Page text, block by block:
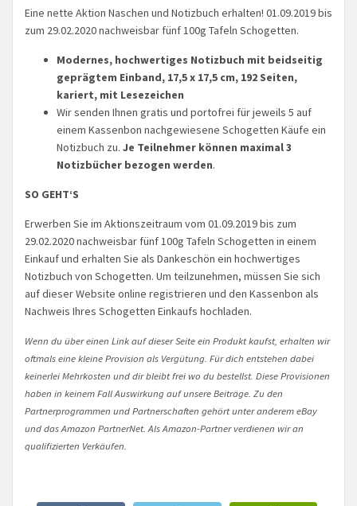
Eine nette Aktion Naschen und Notizbuch erhalten! 01.09.2019 bis
zum 29.02.2020 nachweisbar fünf 100g Tafeln Schogetten.
Modernes, hochwertiges Notizbuch mit beidseitig
geprägtem Einband, 17,5 x 17,5 cm, 192 Seiten,
kariert, mit Lesezeichen
Wir senden Ihnen gratis und portofrei für jeweils 5 auf
einem Kassenbon nachgewiesene Schogetten Käufe ein
Notizbuch zu. Je Teilnehmer können maximal 3
Notizbücher bezogen werden.
SO GEHT‘S
Erwerben Sie im Aktionszeitraum vom 01.09.2019 bis zum
29.02.2020 nachweisbar fünf 100g Tafeln Schogetten in einem
Einkauf und erhalten Sie als Dankeschön ein hochwertiges
Notizbuch von Schogetten. Um teilzunehmen, müssen Sie sich
auf dieser Website online registrieren und den Kassenbon als
Nachweis Ihres Schogetten Einkaufs hochladen.
Wenn du über einen Link auf dieser Seite ein Produkt kaufst, erhalten wir
oftmals eine kleine Provision als Vergütung. Für dich entstehen dabei
keinerlei Mehrkosten und dir bleibt frei wo du bestellst. Diese Provisionen
haben in keinem Fall Auswirkung auf unsere Beiträge. Zu den
Partnerprogrammen und Partnerschaften gehört unter anderem eBay
und das Amazon PartnerNet. Als Amazon-Partner verdienen wir an
qualifizierten Verkäufen.